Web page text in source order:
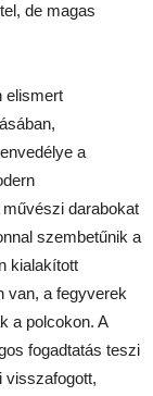
de magas
elismert
a
darabokat
szembetűnik a
kialakított
van, a fegyverek
a polcokon. A
fogadtatás teszi
visszafogott,